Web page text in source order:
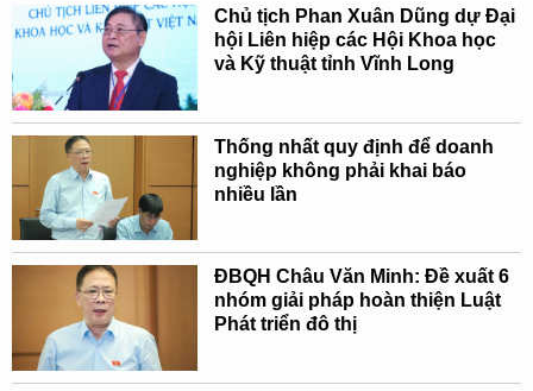
Chủ tịch Phan Xuân Dũng dự Đại
hội Liên hiệp các Hội Khoa học
và Kỹ thuật tỉnh Vĩnh Long
Thống nhất quy định để doanh
nghiệp không phải khai báo
nhiều lần
ĐBQH Châu Văn Minh: Đề xuất 6
nhóm giải pháp hoàn thiện Luật
Phát triển đô thị